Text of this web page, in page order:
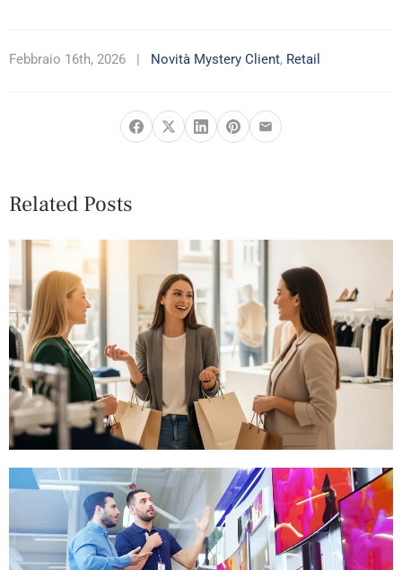
Febbraio 16th, 2026 | Novità Mystery Client, Retail
Related Posts